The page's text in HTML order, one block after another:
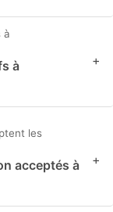
à
à
+
les
acceptés à
+